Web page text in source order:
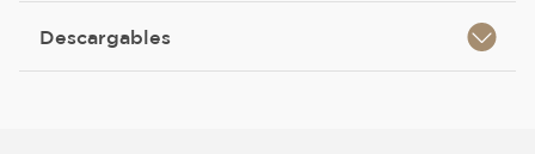
Descargables